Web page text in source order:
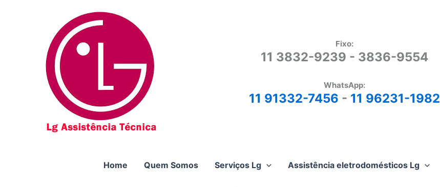
Fixo:
11 3832-9239 - 3836-9554
WhatsApp:
11 91332-7456 - 11 96231-1982
Home Quem Somos Serviços Lg Assistência eletrodomésticos Lg